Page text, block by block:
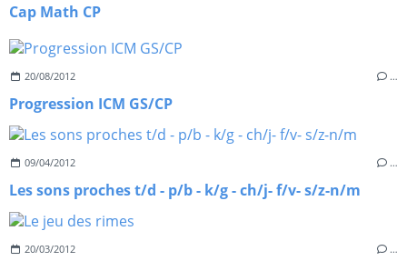
Cap Math CP
20/08/2012 …
Progression ICM GS/CP
09/04/2012 …
Les sons proches t/d - p/b - k/g - ch/j- f/v- s/z-n/m
20/03/2012 …